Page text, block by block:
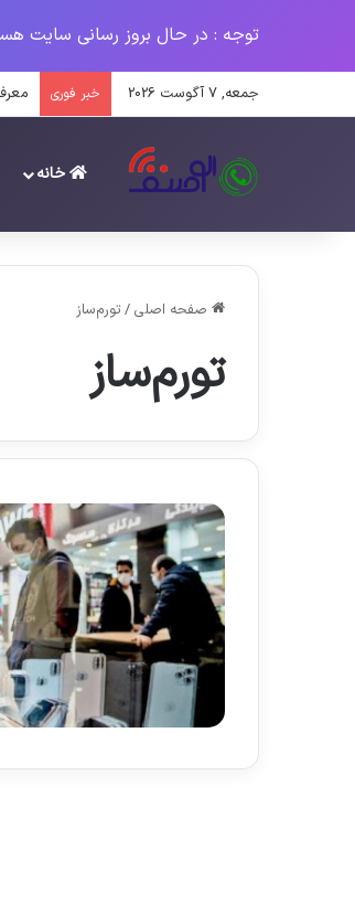
توجه : در حال بروز رسانی سایت
جمعه, 7 آگوست 2026 خبر فوری معرفی ۵ جوان کارآفرین
خانه
صفحه اصلی / تورم‌ساز
تورم‌ساز